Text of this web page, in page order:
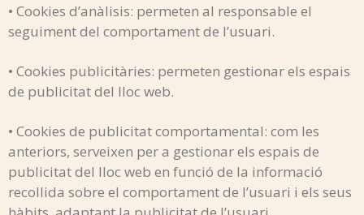
• Cookies d’anàlisis: permeten al responsable el
seguiment del comportament de l’usuari.
• Cookies publicitàries: permeten gestionar els espais
de publicitat del lloc web.
• Cookies de publicitat comportamental: com les
anteriors, serveixen per a gestionar els espais de
publicitat del lloc web en funció de la informació
recollida sobre el comportament de l’usuari i els seus